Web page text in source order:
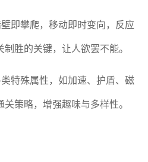
即攀爬，移动即时变向，反应
胜的关键，让人欲罢不能。
特殊属性，如加速、护盾、磁
策略，增强趣味与多样性。